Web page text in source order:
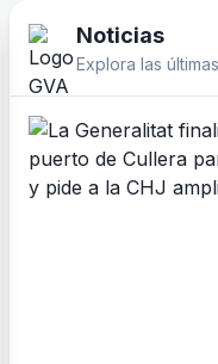
Noticias
Explora las